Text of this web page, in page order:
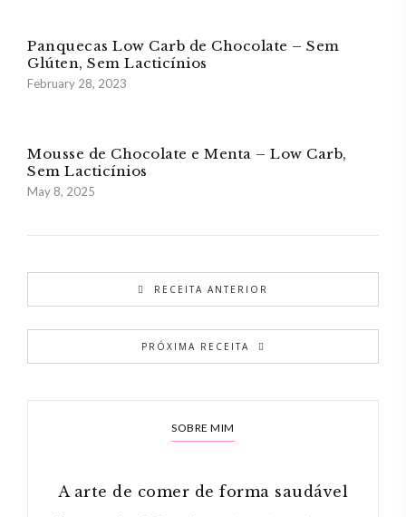
Panquecas Low Carb de Chocolate – Sem
Glúten, Sem Lacticínios
February 28, 2023
Mousse de Chocolate e Menta – Low Carb,
Sem Lacticínios
May 8, 2025
RECEITA ANTERIOR
PRÓXIMA RECEITA
SOBRE MIM
A arte de comer de forma saudável